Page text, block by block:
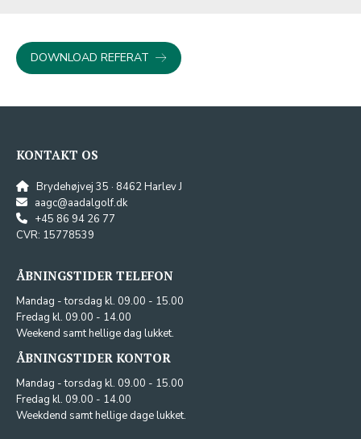
DOWNLOAD REFERAT
KONTAKT OS
Brydehøjvej 35 · 8462 Harlev J
aagc@aadalgolf.dk
+45 86 94 26 77
CVR: 15778539
ÅBNINGSTIDER TELEFON
Mandag - torsdag kl. 09.00 - 15.00
Fredag kl. 09.00 - 14.00
Weekend samt hellige dag lukket.
ÅBNINGSTIDER KONTOR
Mandag - torsdag kl. 09.00 - 15.00
Fredag kl. 09.00 - 14.00
Weekdend samt hellige dage lukket.